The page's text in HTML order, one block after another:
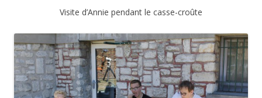
Visite d’Annie pendant le casse-croûte